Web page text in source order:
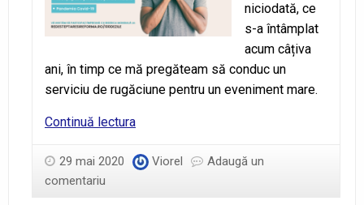
niciodată, ce
s-a întâmplat
acum câțiva
ani, în timp ce mă pregăteam să conduc un
serviciu de rugăciune pentru un eveniment mare.
Continuă lecturaZiua
–
29 mai 2020 Viorel
Adaugă un
comentariu